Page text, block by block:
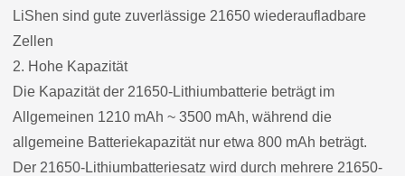
LiShen sind gute zuverlässige 21650 wiederaufladbare
Zellen
2. Hohe Kapazität
Die Kapazität der 21650-Lithiumbatterie beträgt im
Allgemeinen 1210 mAh ~ 3500 mAh, während die
allgemeine Batteriekapazität nur etwa 800 mAh beträgt.
Der 21650-Lithiumbatteriesatz wird durch mehrere 21650-